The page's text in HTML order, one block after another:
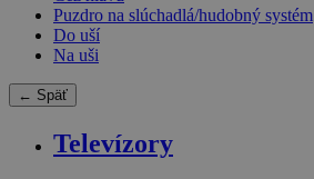
Puzdro na slúchadlá/hudobný systém
Do uší
Na uši
← Späť
Televízory